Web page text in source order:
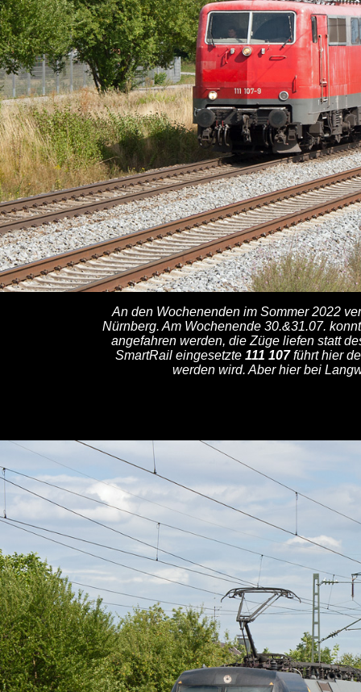
An den Wochenenden im Sommer 2022
Nürnberg. Am Wochenende 30.&31.07.
angefahren werden, die Züge liefen statt
SmartRail eingesetzte 111 107führt hier
werden wird. Aber hier bei